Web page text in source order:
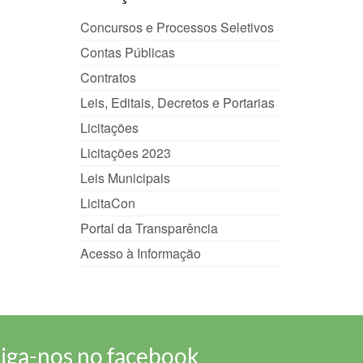
Concursos e Processos Seletivos
Contas Públicas
Contratos
Leis, Editais, Decretos e Portarias
Licitações
Licitações 2023
Leis Municipais
LicitaCon
Portal da Transparência
Acesso à Informação
nos no facebook